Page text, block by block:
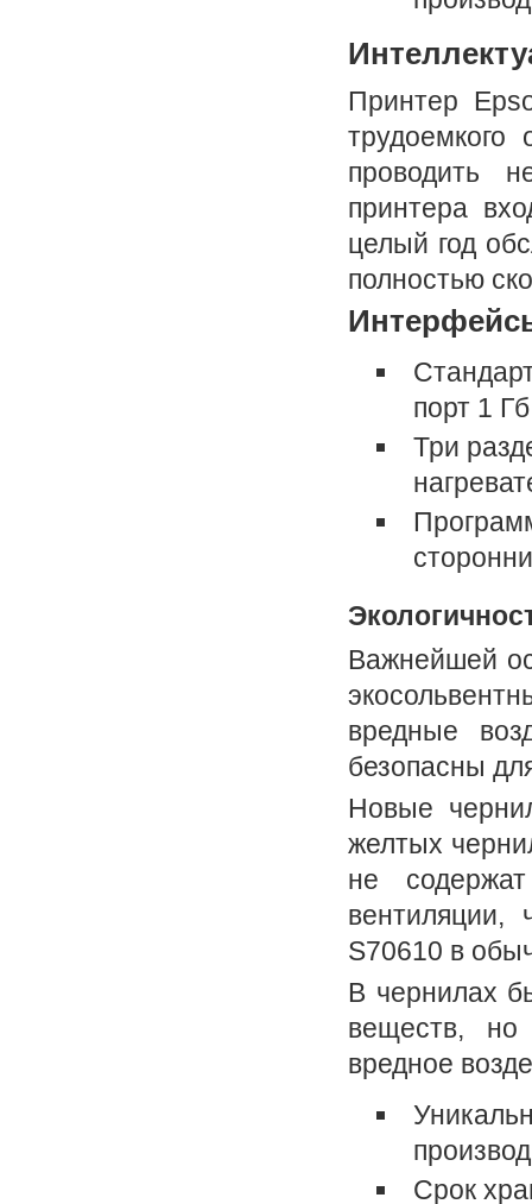
Принтер
проводить
принтера
целый год
полностью
порт 1
Три
Важнейшей
вредные
безопасны
Новые
желтых
не
вентиляции,
S70610 в
В чернилах
веществ, но
вредное
Срок